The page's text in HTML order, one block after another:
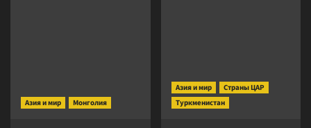
Азия и мир Монголия
Азия и мир
Страны ЦАР
Туркменистан